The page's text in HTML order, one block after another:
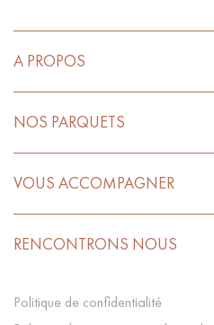
A PROPOS
NOS PARQUETS
VOUS ACCOMPAGNER
RENCONTRONS NOUS
Politique de confidentialité